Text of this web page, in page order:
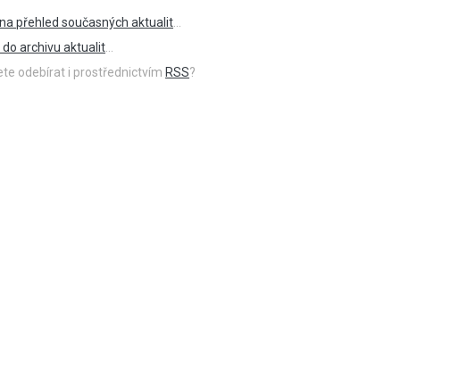
přehled současných aktualit
do archivu aktualit
odebírat i prostřednictvím RSS?